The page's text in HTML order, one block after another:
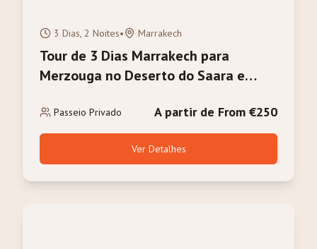
3 Dias, 2 Noites• Marrakech
Tour de 3 Dias Marrakech para
Merzouga no Deserto do Saara e
Passeio Privado A partir de From €250
Ver Detalhes